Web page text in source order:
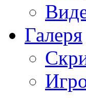
Галеря